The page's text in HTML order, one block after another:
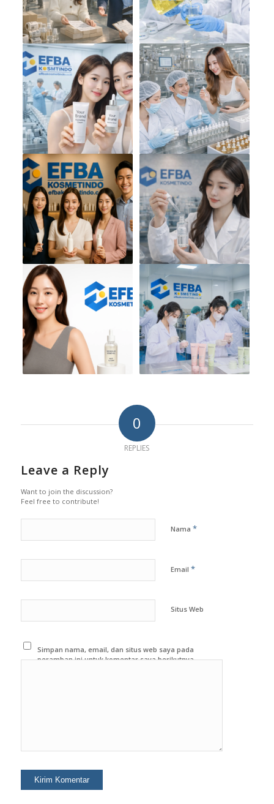
0
REPLIES
Leave a Reply
Want to join the discussion?
Feel free to contribute!
Nama *
Email *
Situs Web
Simpan nama, email, dan situs web saya pada
peramban ini untuk komentar saya berikutnya.